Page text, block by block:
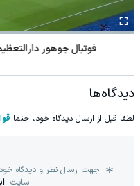
فوتبال جوهور
دیدگاه‌ها
لطفا قبل از ارسال دیدگاه خود، حتما
جهت ارسال نظر و دیدگاه
سایت